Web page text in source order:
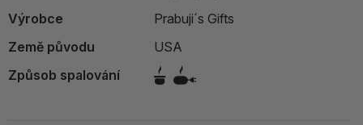
Výrobce
Prabuji´s Gifts
Země původu
USA
Způsob spalování